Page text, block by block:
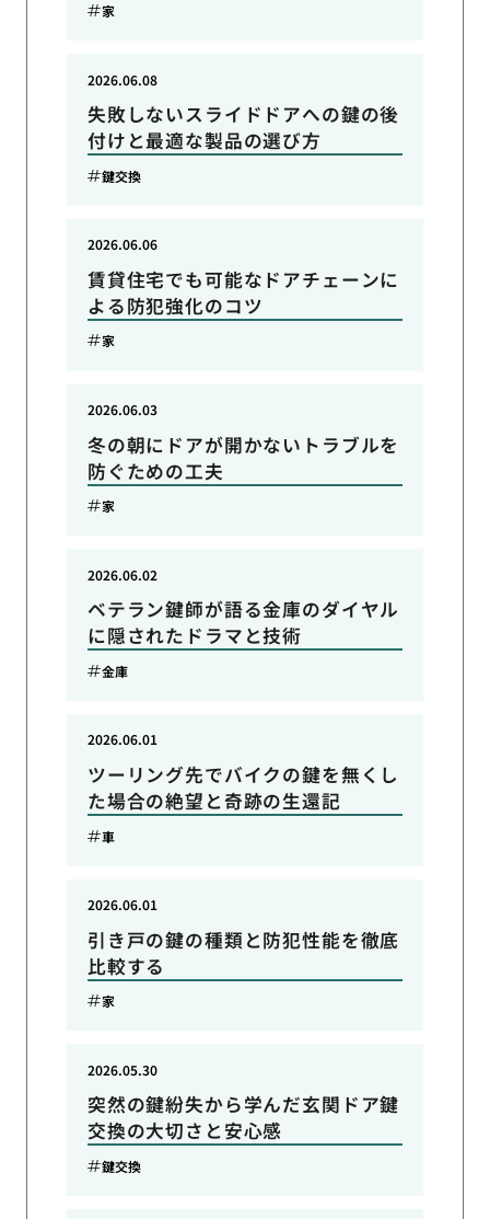
家
失敗しないスライドドアへの鍵の後
付けと最適な製品の選び方
2026.06.08
鍵交換
賃貸住宅でも可能なドアチェーンに
よる防犯強化のコツ
2026.06.06
家
冬の朝にドアが開かないトラブルを
防ぐための工夫
2026.06.03
家
ベテラン鍵師が語る金庫のダイヤル
に隠されたドラマと技術
2026.06.02
金庫
ツーリング先でバイクの鍵を無くし
た場合の絶望と奇跡の生還記
2026.06.01
車
引き戸の鍵の種類と防犯性能を徹底
比較する
2026.06.01
家
突然の鍵紛失から学んだ玄関ドア鍵
交換の大切さと安心感
2026.05.30
鍵交換